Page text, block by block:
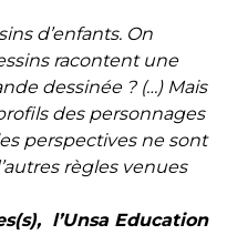
d’enfants. On
racontent une
dessinée ? (…) Mais
des personnages
perspectives ne sont
règles venues
l’Unsa Education